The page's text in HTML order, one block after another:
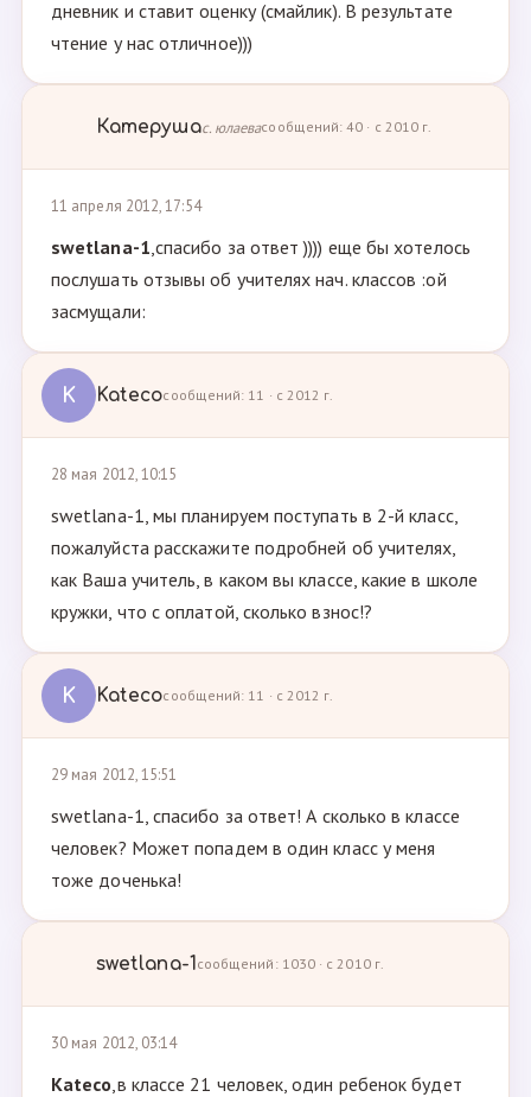
дневник и ставит оценку (смайлик). В результате
чтение у нас отличное)))
Катерушас. юлаевасообщений: 40 · с 2010 г.
11 апреля 2012, 17:54
swetlana-1,спасибо за ответ )))) еще бы хотелось
послушать отзывы об учителях нач. классов :ой
засмущали:
K Katecoсообщений: 11 · с 2012 г.
28 мая 2012, 10:15
swetlana-1, мы планируем поступать в 2-й класс,
пожалуйста расскажите подробней об учителях,
как Ваша учитель, в каком вы классе, какие в школе
кружки, что с оплатой, сколько взнос!?
K Katecoсообщений: 11 · с 2012 г.
29 мая 2012, 15:51
swetlana-1, спасибо за ответ! А сколько в классе
человек? Может попадем в один класс у меня
тоже доченька!
swetlana-1сообщений: 1030 · с 2010 г.
30 мая 2012, 03:14
Kateco,в классе 21 человек, один ребенок будет